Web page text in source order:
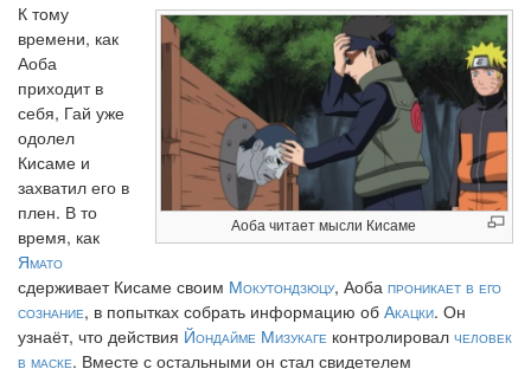
Аоба читает мысли Кисаме
К тому
времени, как
Аоба
приходит в
себя, Гай уже
одолел
Кисаме и
захватил его в
плен. В то
время, как
Ямато
сдерживает Кисаме своим Мокутондзюцу, Аоба проникает в его
сознание, в попытках собрать информацию об Акацки. Он
узнаёт, что действия Йондайме Мизукаге контролировал человек
в маске. Вместе с остальными он стал свидетелем